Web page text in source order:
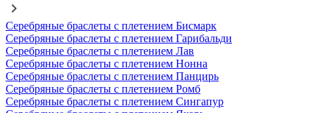
Серебряные браслеты с плетением Бисмарк
Серебряные браслеты с плетением Гарибальди
Серебряные браслеты с плетением Лав
Серебряные браслеты с плетением Нонна
Серебряные браслеты с плетением Панцирь
Серебряные браслеты с плетением Ромб
Серебряные браслеты с плетением Сингапур